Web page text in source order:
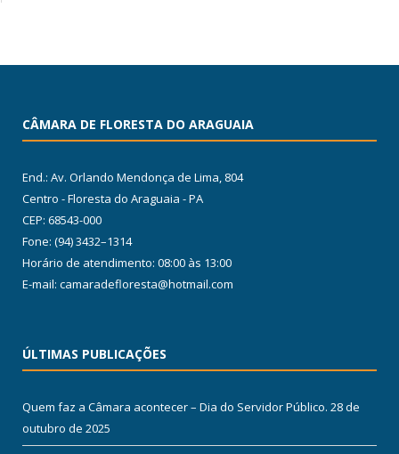
CÂMARA DE FLORESTA DO ARAGUAIA
End.: Av. Orlando Mendonça de Lima, 804
Centro - Floresta do Araguaia - PA
CEP: 68543-000
Fone: (94) 3432–1314
Horário de atendimento: 08:00 às 13:00
E-mail: camaradefloresta@hotmail.com
ÚLTIMAS PUBLICAÇÕES
Quem faz a Câmara acontecer – Dia do Servidor Público. 28 de
outubro de 2025